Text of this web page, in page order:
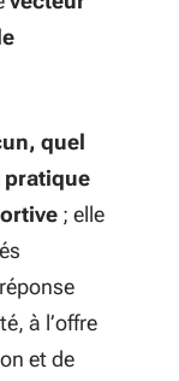
quel
pratique
; elle
à l’offre
et de